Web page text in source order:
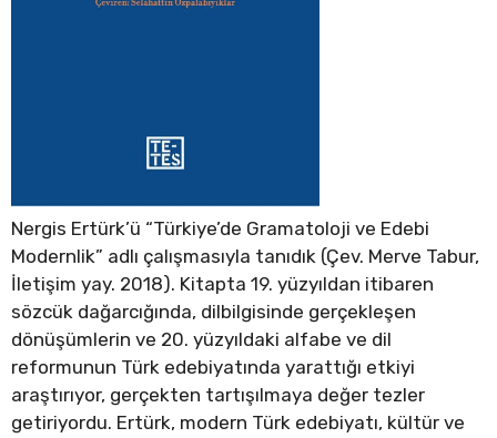
Nergis Ertürk’ü “Türkiye’de Gramatoloji ve Edebi
Modernlik” adlı çalışmasıyla tanıdık (Çev. Merve Tabur,
İletişim yay. 2018). Kitapta 19. yüzyıldan itibaren
sözcük dağarcığında, dilbilgisinde gerçekleşen
dönüşümlerin ve 20. yüzyıldaki alfabe ve dil
reformunun Türk edebiyatında yarattığı etkiyi
araştırıyor, gerçekten tartışılmaya değer tezler
getiriyordu. Ertürk, modern Türk edebiyatı, kültür ve